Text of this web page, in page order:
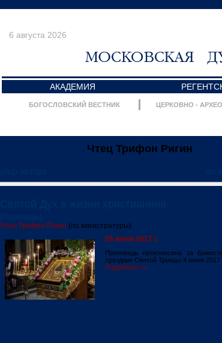
6 августа 2026
АКАДЕМИЯ
БОГОСЛОВСКИЙ ВЕСТНИК ЦЕРКОВНО -
Чтец Трифон Ригин
Чтец Трифон Ригин (по магистратуры)
05 июня 2017 г.
Проповедь произнесена за
праздник Святой Троицы 4 июня 2017
Подробнее >>